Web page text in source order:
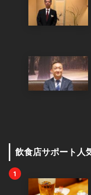
飲食店サポート人
1